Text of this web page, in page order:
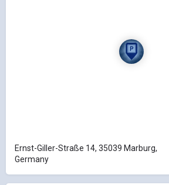
Ernst-Giller-Straße 14, 35039 Marburg,
Germany